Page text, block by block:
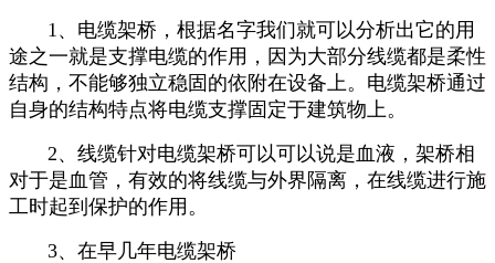
1、电缆架桥，根据名字我们就可以分析出它的用
途之一就是支撑电缆的作用，因为大部分线缆都是柔性
结构，不能够独立稳固的依附在设备上。电缆架桥通过
自身的结构特点将电缆支撑固定于建筑物上。
2、线缆针对电缆架桥可以可以说是血液，架桥相
对于是血管，有效的将线缆与外界隔离，在线缆进行施
工时起到保护的作用。
3、在早几年电缆架桥